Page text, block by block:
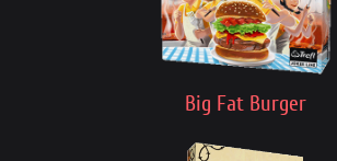
Big Fat Burger